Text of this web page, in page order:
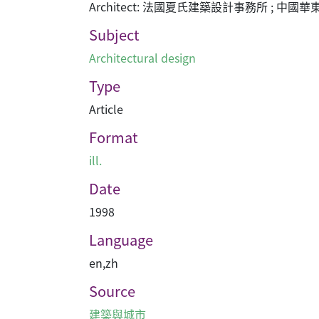
Architect: 法國夏氏建築設計事務所 ; 中國華
Subject
Architectural design
Type
Article
Format
ill.
Date
1998
Language
en,zh
Source
建築與城市